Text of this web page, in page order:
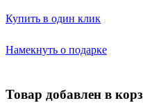
Купить в один клик
Намекнуть о подарке
Товар добавлен в